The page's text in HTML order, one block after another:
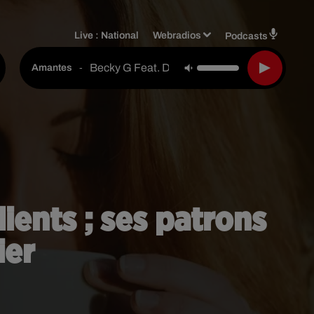
Live : National Webradios Podcasts
Amantes - Becky G Feat. Daviles De Novelda
; ses patrons